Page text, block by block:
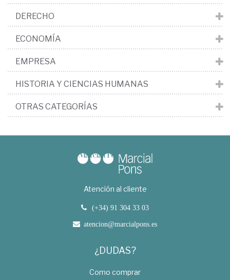
DERECHO
ECONOMÍA
EMPRESA
HISTORIA Y CIENCIAS HUMANAS
OTRAS CATEGORÍAS
Atención al cliente
(+34) 91 304 33 03
atencion@marcialpons.es
¿DUDAS?
Como comprar